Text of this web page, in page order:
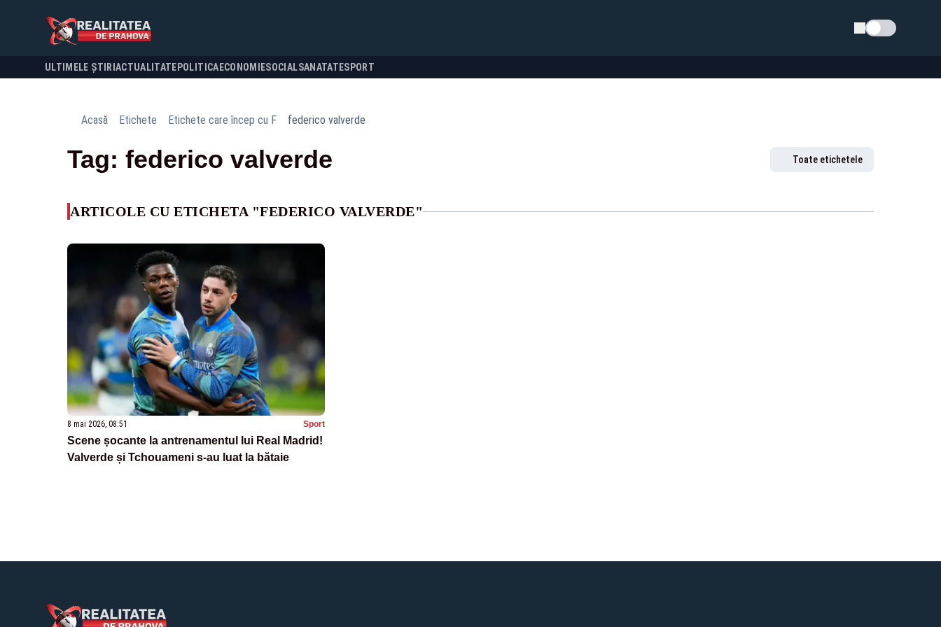
Schimba tema
ULTIMELE ȘTIRI ACTUALITATE POLITICA ECONOMIESOCIALSANATATESPORT
Acasă Etichete Etichete care încep cu F federico valverde
Tag: federico valverde Toate etichetele
ARTICOLE CU ETICHETA "FEDERICO VALVERDE"
8 mai 2026, 08:51 Sport
Scene șocante la antrenamentul lui Real Madrid!
Valverde și Tchouameni s-au luat la bătaie